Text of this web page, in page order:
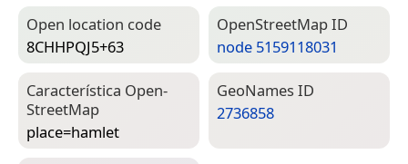
Open location code
8CHHPQJ5+63
Open­Street­Map ID
node 5159118031
Característica Open­
Street­Map
place=­hamlet
Geo­Names ID
2736858